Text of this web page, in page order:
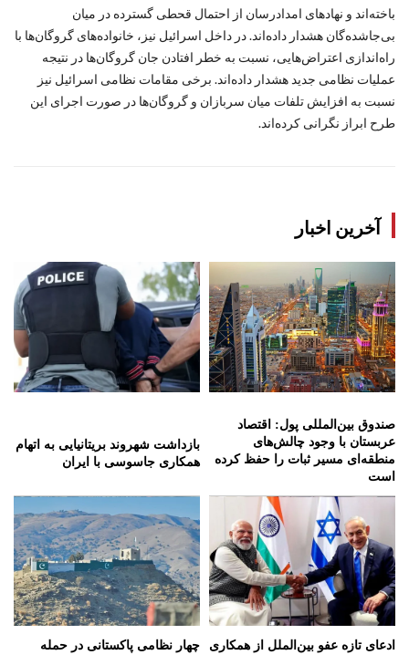
باخته‌اند و نهادهای امدادرسان از احتمال قحطی گسترده در میان
بی‌جا‌شده‌گان هشدار داده‌اند. در داخل اسرائیل نیز، خانواده‌های گروگان‌ها با
راه‌اندازی اعتراض‌هایی، نسبت به خطر افتادن جان گروگان‌ها در نتیجه
عملیات نظامی جدید هشدار داده‌اند. برخی مقامات نظامی اسرائیل نیز
نسبت به افزایش تلفات میان سربازان و گروگان‌ها در صورت اجرای این
طرح ابراز نگرانی کرده‌اند.
آخرین اخبار
صندوق بین‌المللی پول: اقتصاد
عربستان با وجود چالش‌های
منطقه‌ای مسیر ثبات را حفظ کرده
است
بازداشت شهروند بریتانیایی به اتهام
همکاری جاسوسی با ایران
ادعای تازه عفو بین‌الملل از همکاری
چهار نظامی پاکستانی در حمله